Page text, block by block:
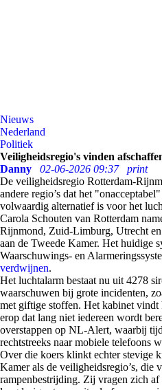
Nieuws
Nederland
Politiek
Veiligheidsregio's vinden
Danny
02-06-2026 09:37
print
De veiligheidsregio Rotterdam-
andere regio’s dat het
volwaardig alternatief is voor het
Carola Schouten van Rotterdam
Rijnmond, Zuid-Limburg, Utrecht
aan de Tweede Kamer. Het huidige
Waarschuwings- en
verdwijnen.
Het luchtalarm bestaat nu uit 4278
waarschuwen bij grote incidenten,
met giftige stoffen. Het kabinet vindt
erop dat lang niet iedereen wordt
overstappen op NL-Alert, waarbij
rechtstreeks naar mobiele telefoons
Over die koers klinkt echter stevige
Kamer als de veiligheidsregio’s,
rampenbestrijding. Zij vragen zich